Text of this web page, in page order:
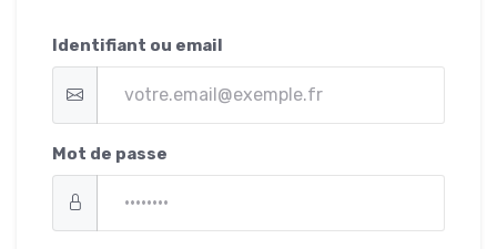
Identifiant ou email
Mot de passe